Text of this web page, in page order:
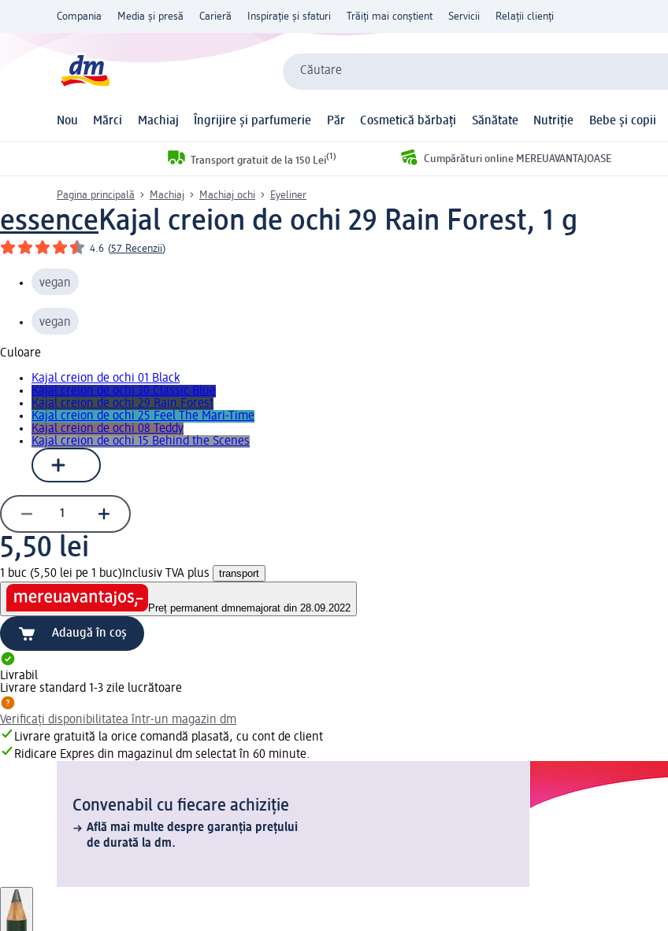
Compania Media și presă Carieră Inspirație și sfaturi Trăiți mai conștient Servicii Relații clienți
Căutare
Nou Mărci Machiaj Îngrijire și parfumerie Păr Cosmetică bărbați Sănătate Nutriție Bebe și copii
Transport gratuit de la 150 Lei(1) Cumpărături online MEREUAVANTAJOASE
Pagina principală Machiaj Machiaj ochi Eyeliner
essenceKajal creion de ochi 29 Rain Forest, 1 g
4.6 (57 Recenzii)
vegan
vegan
Culoare
Kajal creion de ochi 01 Black
Kajal creion de ochi 30 Classic Blue
Kajal creion de ochi 29 Rain Forest
Kajal creion de ochi 25 Feel The Mari-Time
Kajal creion de ochi 08 Teddy
Kajal creion de ochi 15 Behind the Scenes
5,50 lei
1 buc (5,50 lei pe 1 buc) Inclusiv TVA plus transport
Preț permanent dmnemajorat din 28.09.2022
Adaugă în coș
Livrabil
Livrare standard 1-3 zile lucrătoare
Verificați disponibilitatea într-un magazin dm
Livrare gratuită la orice comandă plasată, cu cont de client
Ridicare Expres din magazinul dm selectat în 60 minute.
Convenabil cu fiecare achiziție
Află mai multe despre garanția prețului
de durată la dm.